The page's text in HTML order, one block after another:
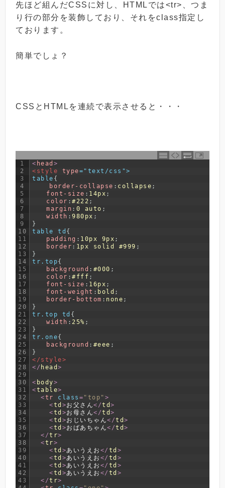
先ほど組んだCSSに対し、HTMLでは<tr>、つま
り行の部分を装飾しており、それをclass指定し
ております。
簡単でしょ？
CSSとHTMLを連続で表示させると・・・
1
2
3
4
5
6
7
8
9
10
11
12
13
14
15
16
17
18
19
20
21
22
23
24
25
26
27
28
29
30
31
32
33
34
35
36
37
38
39
40
41
42
43
< head >
<style type="text/css">
table {
border-collapse : collapse ;
font-size : 14px ;
color : #222 ;
margin : 0 auto ;
width : 980px ;
}
table td {
padding : 10px 9px ;
border : 1px solid #999 ;
}
tr.top{
background : #000 ;
color : #fff ;
font-size : 16px ;
font-weight : bold ;
border-bottom : none ;
}
tr.top td {
width : 25% ;
}
tr.one{
background : #eee ;
}
</style>
< / head >
< body>
<table>
<tr class = "top" >
<td >お父さん< /td >
<td >お母さん< /td >
<td >おじいちゃん< /td >
<td >おばあちゃん< /td >
< /tr>
<tr>
<td >あいうえお </ td >
<td >あいうえお </ td >
<td >あいうえお </ td >
<td >あいうえお </ td >
< /tr>